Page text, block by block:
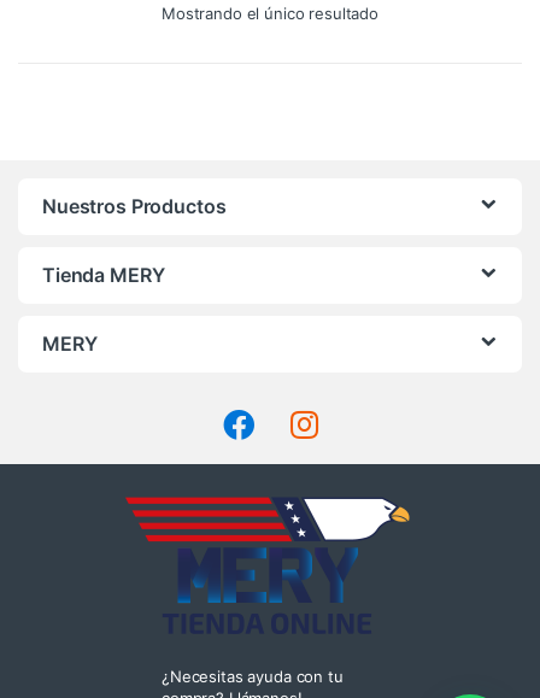
Mostrando el único resultado
Nuestros Productos
Tienda MERY
MERY
¿Necesitas ayuda con tu